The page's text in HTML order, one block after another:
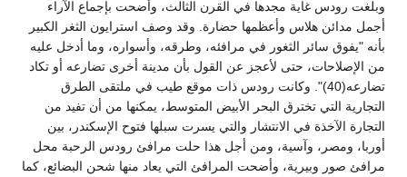
وبلغت رودس غاية مجدها في القرن الثالث، وأضحت بإجماع الآراء
أجمل مدائن هلاس وأعظمها حضارة. وقد وصف استرايون الثغر الكبير
بأنه "يفوق سائر الثغور في مرافئه، وطرقه، وأسواره، وما أدخل عليه
من الإصلاحات، حتى لأعجز عن القول بأن مدينة أخرى تضارعه أو تكاد
تضارعه(40)". وكانت رودس ذات موقع طيب في ملتقى الطرق
التجارية التي تخترق البحر الأبيض المتوسط، يمكنها من أن تفيد من
التجارة الآخذة في الانتشار والتي يسرت سبلها فتوح الإسكندر، بين
أوربا، ومصر، وآسية، ومن أجل هذا حلت مرافئ رودس الرحبة محل
مرافئ صور وبيرية، وأضحت المرافئ التي يعاد منها شحن البضائع، كما